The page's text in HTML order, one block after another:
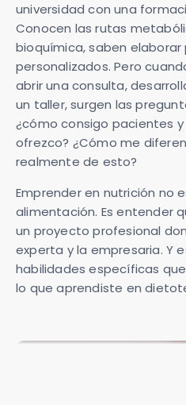
universidad con una
Conocen las rutas
bioquímica, saben elaborar
personalizados. Pero
abrir una consulta,
un taller, surgen las
¿cómo consigo pacientes
ofrezco? ¿Cómo me
realmente de esto?
Emprender en nutrición no
alimentación. Es entender
un proyecto profesional
experta y la empresaria. Y
habilidades específicas
lo que aprendiste en